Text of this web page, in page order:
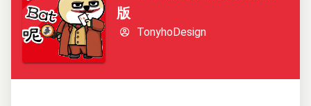
版
TonyhoDesign